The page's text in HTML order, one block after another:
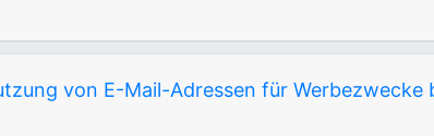
von E-Mail-Adressen für Werbezwecke